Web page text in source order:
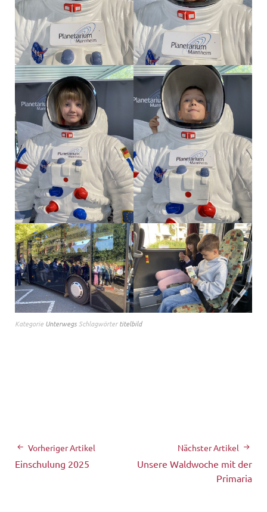
Kategorie Unterwegs Schlagwörtertitelbild
Vorheriger Artikel
Einschulung 2025
Nächster Artikel
Unsere Waldwoche mit der
Primaria